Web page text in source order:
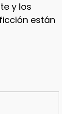
y los
están